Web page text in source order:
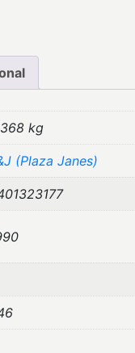
kg
(Plaza Janes)